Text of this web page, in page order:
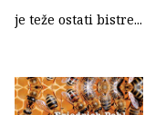
je teže ostati bistre...